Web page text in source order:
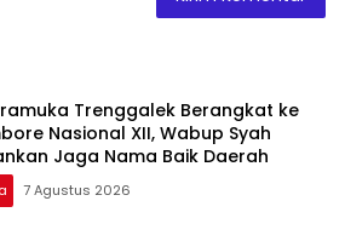
Trenggalek Berangkat ke
Nasional XII, Wabup Syah
Jaga Nama Baik Daerah
7 Agustus 2026